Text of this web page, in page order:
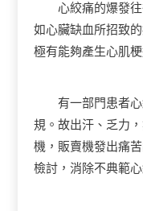
心絞痛的爆發往
如心臟缺血所招致
極有能夠產生心肌梗
有一部門患者心
規。故出汗、乏力
機，販賣機發出痛
檢討，消除不典範心